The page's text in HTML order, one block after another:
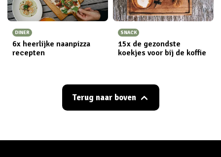
DINER
6x heerlijke naanpizza
recepten
SNACK
15x de gezondste
koekjes voor bij de koffie
Terug naar boven